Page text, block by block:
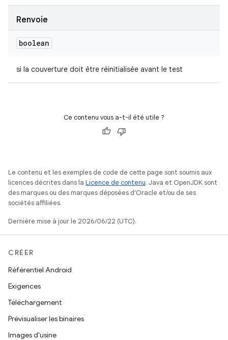
Renvoie
boolean
si la couverture doit être réinitialisée avant le test
Ce contenu vous a-t-il été utile ?
Le contenu et les exemples de code de cette page sont soumis aux
licences décrites dans la Licence de contenu. Java et OpenJDK sont
des marques ou des marques déposées d'Oracle et/ou de ses
sociétés affiliées.
Dernière mise à jour le 2026/06/22 (UTC).
CRÉER
Référentiel Android
Exigences
Téléchargement
Prévisualiser les binaires
Images d'usine